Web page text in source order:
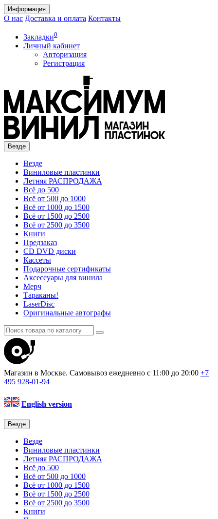
Информация
О нас Доставка и оплата Контакты
Закладки0
Личный кабинет
Авторизация
Регистрация
Везде
Везде
Виниловые пластинки
Летняя РАСПРОДАЖА
Всё до 500
Всё от 500 до 1000
Всё от 1000 до 1500
Всё от 1500 до 2500
Всё от 2500 до 3500
Книги
Предзаказ
CD DVD диски
Кассеты
Подарочные сертификаты
Аксессуары для винила
Мерч
Тараканы!
LaserDisc
Оригинальные автографы
Магазин в Москве. Самовывоз ежедневно с 11:00 до 20:00 +7
495 928-01-94
English version
Везде
Везде
Виниловые пластинки
Летняя РАСПРОДАЖА
Всё до 500
Всё от 500 до 1000
Всё от 1000 до 1500
Всё от 1500 до 2500
Всё от 2500 до 3500
Книги